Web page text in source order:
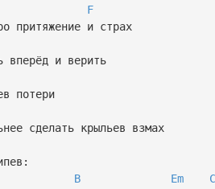
F
притяжение и страх
вперёд и верить
потери
сделать крыльев взмах
B Em
C